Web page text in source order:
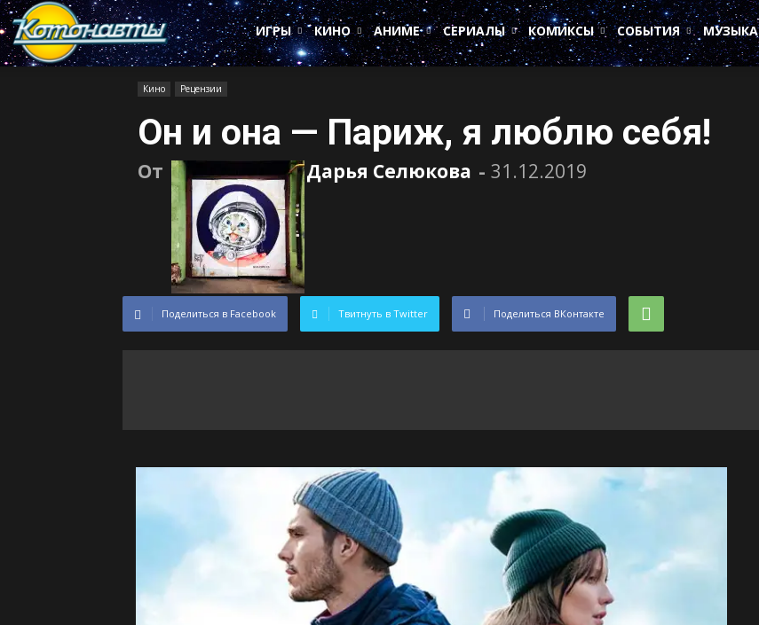
Котонавты
ИГРЫ
КИНО АНИМЕ СЕРИАЛЫ КОМИКСЫ СОБЫТИЯ МУЗЫКА
Кино Рецензии
Он и она — Париж, я люблю себя!
От Дарья Селюкова - 31.12.2019
Поделиться в Facebook Твитнуть в Twitter Поделиться ВКонтакте